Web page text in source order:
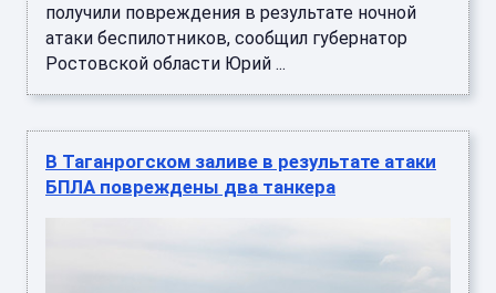
получили повреждения в результате ночной
атаки беспилотников, сообщил губернатор
Ростовской области Юрий ...
В Таганрогском заливе в результате атаки
БПЛА повреждены два танкера